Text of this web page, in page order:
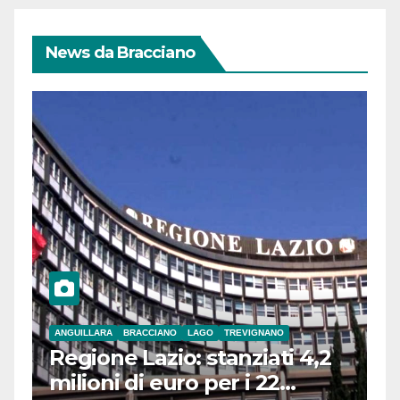
News da Bracciano
ANGUILLARA BRACCIANO LAGO TREVIGNANO
Regione Lazio: stanziati 4,2
milioni di euro per i 22